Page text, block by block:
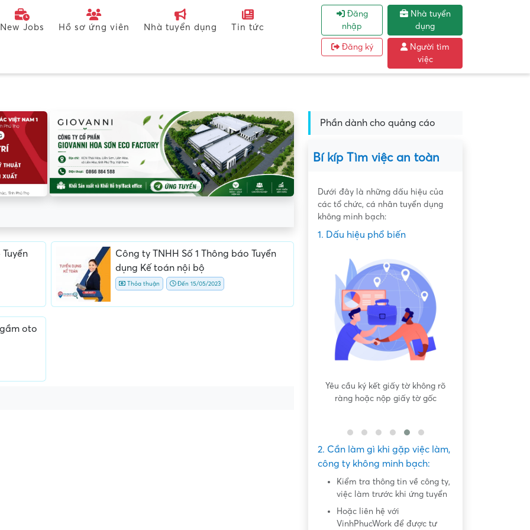
New Jobs Hồ sơ ứng viên Nhà tuyển dụng Tin tức
Đăng
nhập
Đăng ký
Nhà tuyển
dụng
Người tìm
việc
Công ty TNHH Số 1 Thông báo Tuyển
dụng Kế toán nội bộ
Thỏa thuận Đến 15/05/2023
oto
Phần dành cho quảng cáo
Bí kíp Tìm việc an toàn
Dưới đây là những dấu hiệu của
các tổ chức, cá nhân tuyển dụng
không minh bạch:
1. Dấu hiệu phổ biến
Địa điểm phỏng vấn bất bình
thường
2. Cần làm gì khi gặp việc làm,
công ty không minh bạch:
Kiểm tra thông tin về công ty,
việc làm trước khi ứng tuyển
Hoặc liên hệ với
VinhPhucWork để được tư